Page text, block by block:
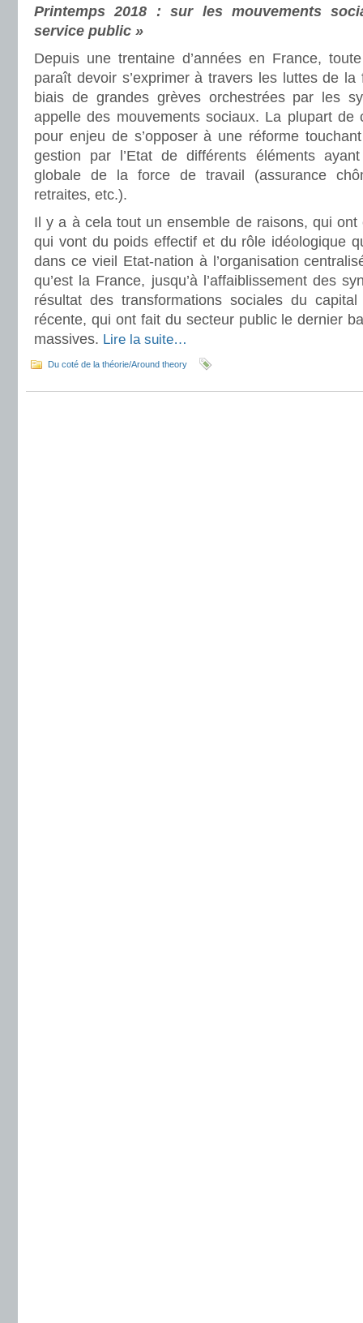
Printemps 2018 : sur les mouvements
service public »
Depuis une trentaine d’années en France,
paraît devoir s’exprimer à travers les luttes de
biais de grandes grèves orchestrées par les
appelle des mouvements sociaux. La plupart de
pour enjeu de s’opposer à une réforme
gestion par l’Etat de différents éléments
globale de la force de travail (assurance
retraites, etc.).
Il y a à cela tout un ensemble de raisons, qui
qui vont du poids effectif et du rôle idéologique
dans ce vieil Etat-nation à l’organisation
qu’est la France, jusqu’à l’affaiblissement des
résultat des transformations sociales du
récente, qui ont fait du secteur public le dernier
massives. Lire la suite…
Du coté de la théorie/Around theory